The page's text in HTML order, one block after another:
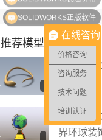
推荐模型
界环球装
在线咨询
价格咨询
咨询服务
技术问题
培训认证
SOLIDWORKS正版软件